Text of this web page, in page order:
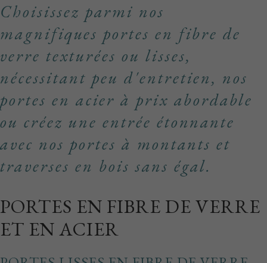
Choisissez parmi nos
magnifiques portes en fibre de
verre texturées ou lisses,
nécessitant peu d'entretien, nos
portes en acier à prix abordable
ou créez une entrée étonnante
avec nos portes à montants et
traverses en bois sans égal.
PORTES EN FIBRE DE VERRE
ET EN ACIER